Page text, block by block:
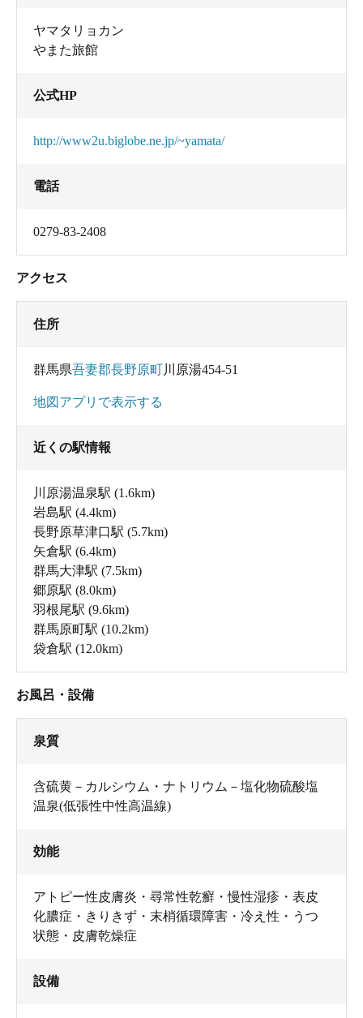
ヤマタリョカン
やまた旅館
公式HP
http://www2u.biglobe.ne.jp/~yamata/
電話
0279-83-2408
アクセス
住所
群馬県吾妻郡長野原町川原湯454-51
地図アプリで表示する
近くの駅情報
川原湯温泉駅 (1.6km)
岩島駅 (4.4km)
長野原草津口駅 (5.7km)
矢倉駅 (6.4km)
群馬大津駅 (7.5km)
郷原駅 (8.0km)
羽根尾駅 (9.6km)
群馬原町駅 (10.2km)
袋倉駅 (12.0km)
お風呂・設備
泉質
含硫黄－カルシウム・ナトリウム－塩化物硫酸塩
温泉(低張性中性高温線)
効能
アトピー性皮膚炎・尋常性乾癬・慢性湿疹・表皮
化膿症・きりきず・末梢循環障害・冷え性・うつ
状態・皮膚乾燥症
設備